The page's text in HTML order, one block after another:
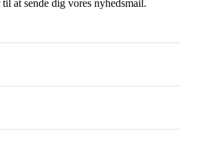
at sende dig vores nyhedsmail.